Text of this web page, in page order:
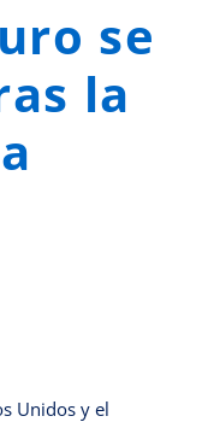
se
la
Unidos y el